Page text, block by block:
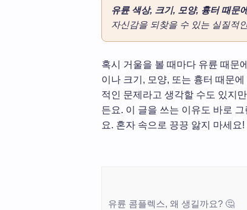
유륜 색상, 크기, 모양, 흉터 때문
자신감을 되찾을 수 있는 실질적
혹시 거울을 볼 때마다 유륜 때문
이나 크기, 모양, 또는 흉터 때문
적인 문제라고 생각할 수도 있지
든요. 이 글을 쓰는 이유도 바로
요. 혼자 속으로 끙끙 앓지 마세
유륜 콤플렉스, 왜 생길까요? 🤔